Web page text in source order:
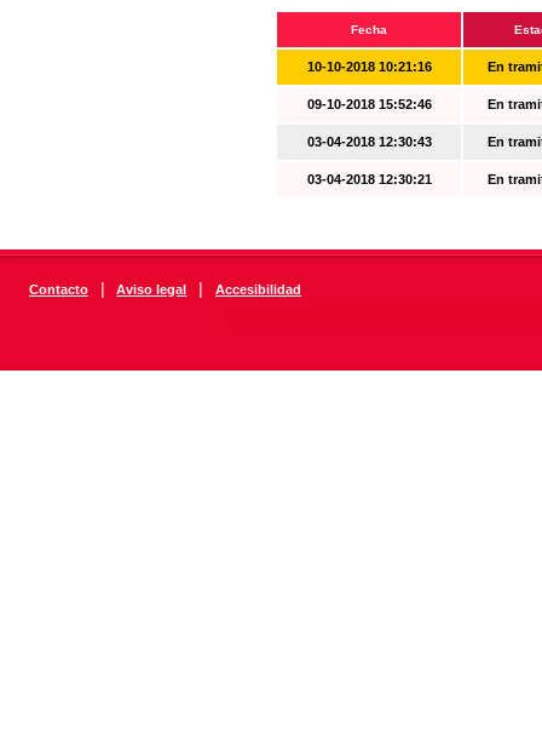
Fecha
10-10-2018 10:21:16 En
09-10-2018 15:52:46 En
03-04-2018 12:30:43 En
03-04-2018 12:30:21 En
Contacto | Aviso legal | Accesibilidad